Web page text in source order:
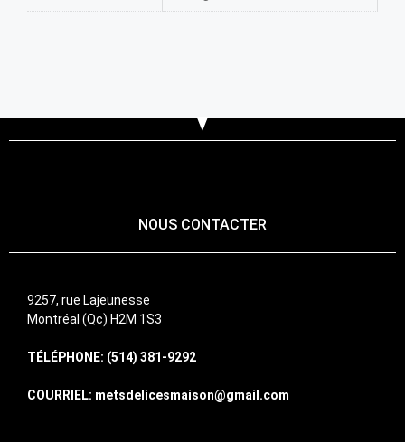
NOUS CONTACTER
9257, rue Lajeunesse
Montréal (Qc) H2M 1S3
TÉLÉPHONE: (514) 381-9292
COURRIEL: metsdelicesmaison@gmail.com